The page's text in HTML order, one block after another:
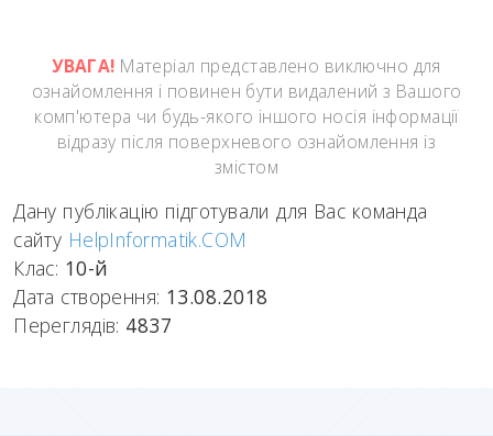
УВАГА! Матеріал представлено виключно для
ознайомлення і повинен бути видалений з Вашого
комп'ютера чи будь-якого іншого носія інформації
відразу після поверхневого ознайомлення із
змістом
Дану публікацію підготували для Вас команда
сайту HelpInformatik.COM
Клас: 10-й
Дата створення: 13.08.2018
Переглядів: 4837